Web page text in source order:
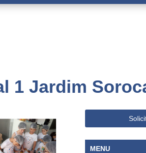
1 Jardim
MENU